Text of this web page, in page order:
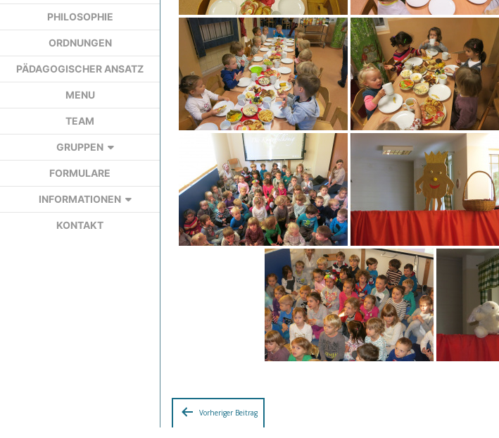
PHILOSOPHIE
ORDNUNGEN
PÄDAGOGISCHER ANSATZ
MENU
TEAM
GRUPPEN
FORMULARE
INFORMATIONEN
KONTAKT
Beitragsnavigation
Vorheriger Beitrag